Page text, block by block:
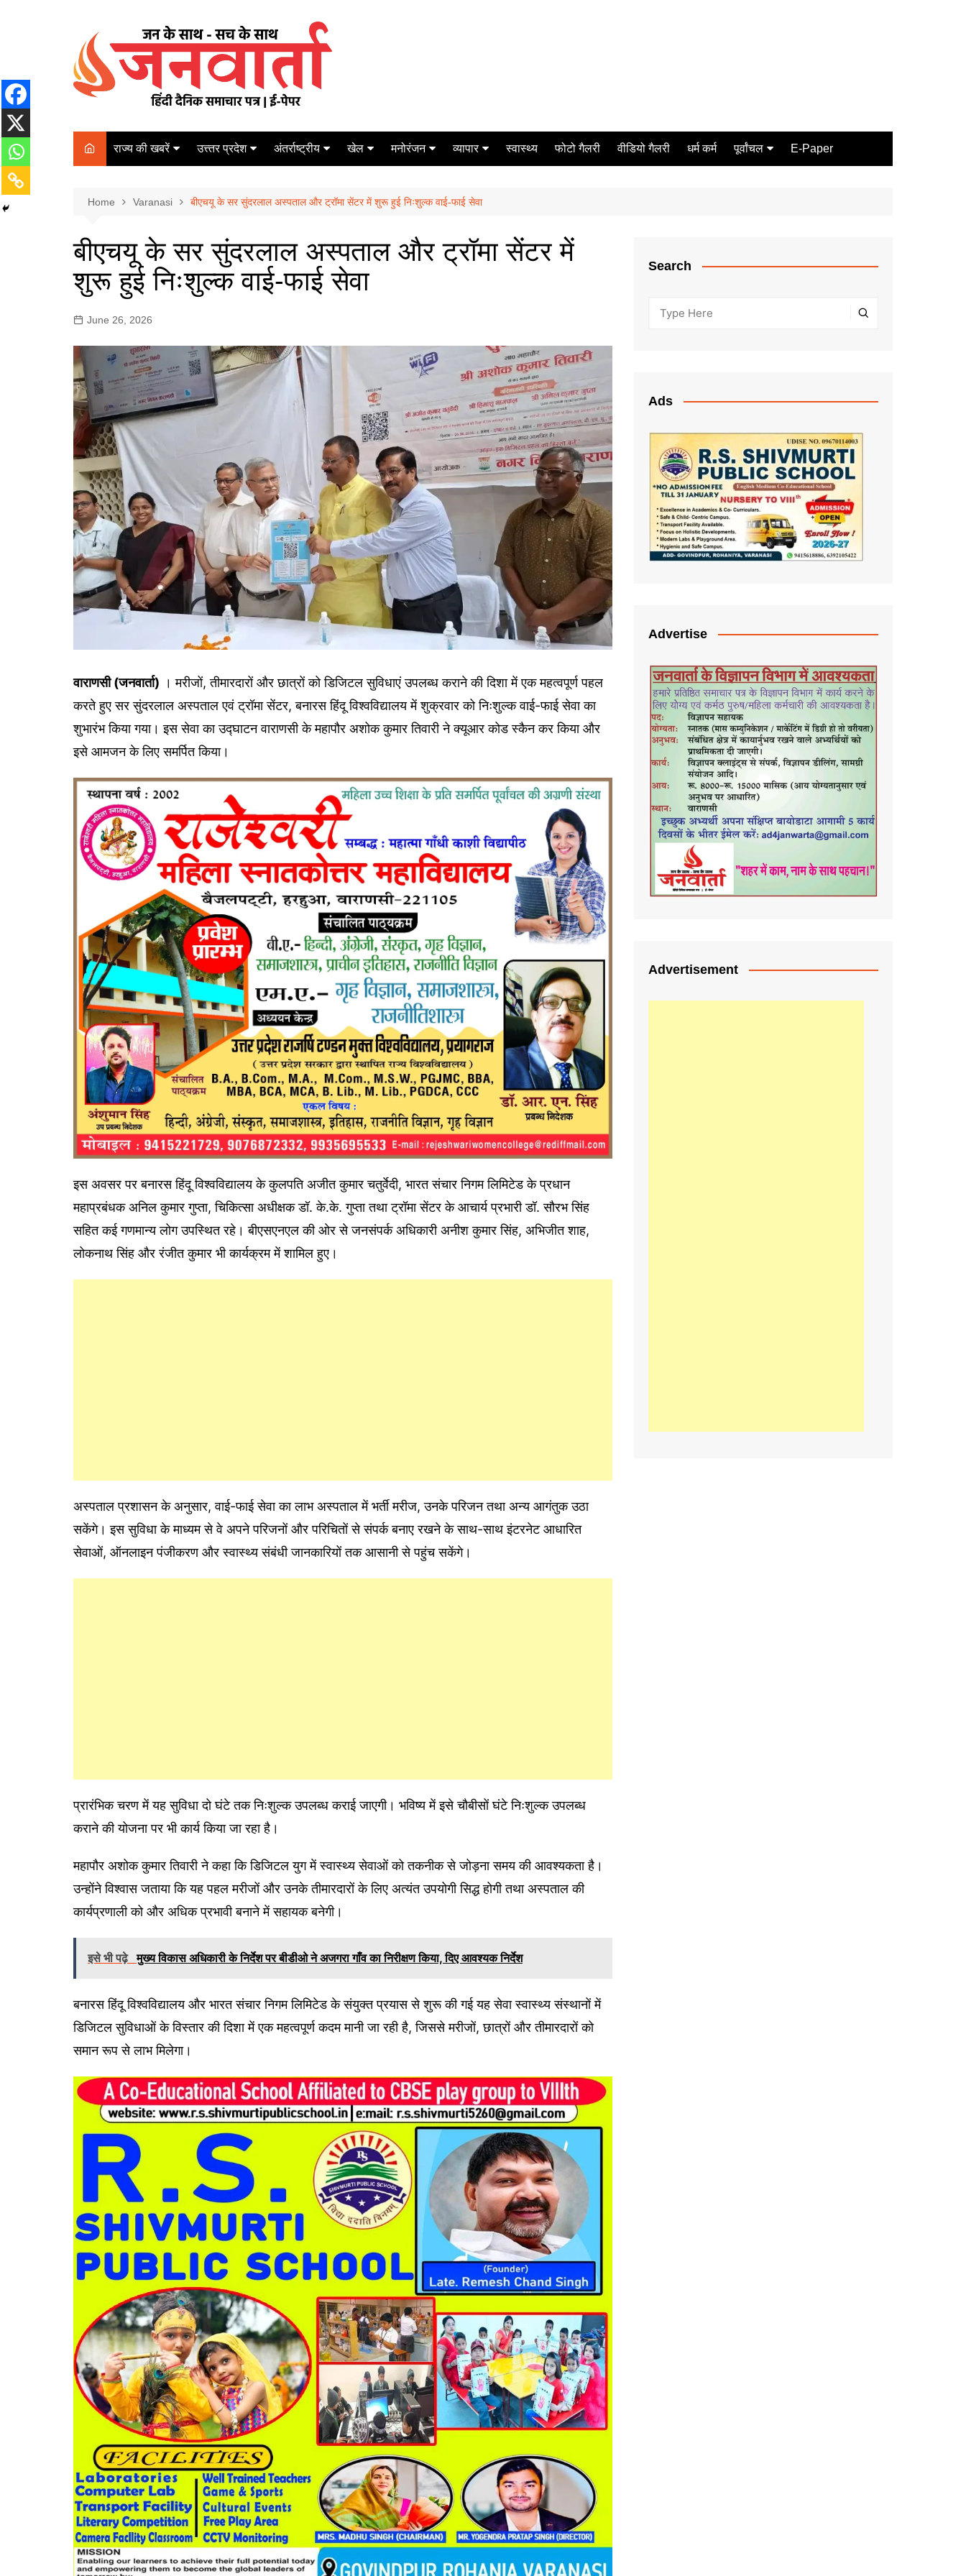
राज्य की खबरें
पटना
कोलकाता
नई दिल्ली
मुम्बई
उत्त्तर प्रदेश
कानपुर
आज़मगढ़
ग़ाज़ीपुर
बलिया
लखनऊ
सोनभद्र
अंतर्राष्ट्रीय खेल
टेनिस
मनोरंजन
मिर्च मसाला
व्यापार
ऑटो मोबाइल
स्वास्थ्य फोटो गैलरी वीडियो गैलरी धर्म कर्म पूर्वांचल E-Paper
Home Varanasi बीएचयू के सर सुंदरलाल अस्पताल और ट्रॉमा सेंटर में शुरू हुई निःशुल्क वाई-फाई सेवा
बीएचयू के सर सुंदरलाल अस्पताल और ट्रॉमा सेंटर में
शुरू हुई निःशुल्क वाई-फाई सेवा
June 26, 2026
वाराणसी (जनवार्ता) । मरीजों, तीमारदारों और छात्रों को डिजिटल सुविधाएं उपलब्ध कराने की दिशा में एक महत्वपूर्ण पहल
करते हुए सर सुंदरलाल अस्पताल एवं ट्रॉमा सेंटर, बनारस हिंदू विश्वविद्यालय में शुक्रवार को निःशुल्क वाई-फाई सेवा का
शुभारंभ किया गया। इस सेवा का उद्घाटन वाराणसी के महापौर अशोक कुमार तिवारी ने क्यूआर कोड स्कैन कर किया और
इसे आमजन के लिए समर्पित किया।
इस अवसर पर बनारस हिंदू विश्वविद्यालय के कुलपति अजीत कुमार चतुर्वेदी, भारत संचार निगम लिमिटेड के प्रधान
महाप्रबंधक अनिल कुमार गुप्ता, चिकित्सा अधीक्षक डॉ. के.के. गुप्ता तथा ट्रॉमा सेंटर के आचार्य प्रभारी डॉ. सौरभ सिंह
सहित कई गणमान्य लोग उपस्थित रहे। बीएसएनएल की ओर से जनसंपर्क अधिकारी अनीश कुमार सिंह, अभिजीत शाह,
लोकनाथ सिंह और रंजीत कुमार भी कार्यक्रम में शामिल हुए।
अस्पताल प्रशासन के अनुसार, वाई-फाई सेवा का लाभ अस्पताल में भर्ती मरीज, उनके परिजन तथा अन्य आगंतुक उठा
सकेंगे। इस सुविधा के माध्यम से वे अपने परिजनों और परिचितों से संपर्क बनाए रखने के साथ-साथ इंटरनेट आधारित
सेवाओं, ऑनलाइन पंजीकरण और स्वास्थ्य संबंधी जानकारियों तक आसानी से पहुंच सकेंगे।
प्रारंभिक चरण में यह सुविधा दो घंटे तक निःशुल्क उपलब्ध कराई जाएगी। भविष्य में इसे चौबीसों घंटे निःशुल्क उपलब्ध
कराने की योजना पर भी कार्य किया जा रहा है।
महापौर अशोक कुमार तिवारी ने कहा कि डिजिटल युग में स्वास्थ्य सेवाओं को तकनीक से जोड़ना समय की आवश्यकता है।
उन्होंने विश्वास जताया कि यह पहल मरीजों और उनके तीमारदारों के लिए अत्यंत उपयोगी सिद्ध होगी तथा अस्पताल की
कार्यप्रणाली को और अधिक प्रभावी बनाने में सहायक बनेगी।
इसे भी पढ़े मुख्य विकास अधिकारी के निर्देश पर बीडीओ ने अजगरा गाँव का निरीक्षण किया, दिए आवश्यक निर्देश
बनारस हिंदू विश्वविद्यालय और भारत संचार निगम लिमिटेड के संयुक्त प्रयास से शुरू की गई यह सेवा स्वास्थ्य संस्थानों में
डिजिटल सुविधाओं के विस्तार की दिशा में एक महत्वपूर्ण कदम मानी जा रही है, जिससे मरीजों, छात्रों और तीमारदारों को
समान रूप से लाभ मिलेगा।
Search
Ads
Advertise
Advertisement